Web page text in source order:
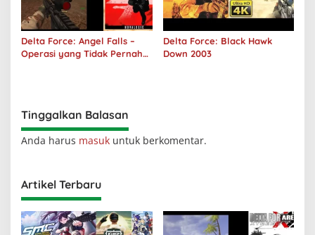
Delta Force: Angel Falls –
Operasi yang Tidak Pernah
Delta Force: Black Hawk
Down 2003
Tinggalkan Balasan
Anda harus masuk untuk berkomentar.
Artikel Terbaru